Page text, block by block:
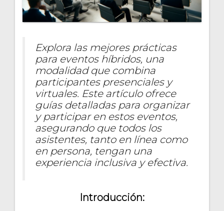
Explora las mejores prácticas
para eventos híbridos, una
modalidad que combina
participantes presenciales y
virtuales. Este artículo ofrece
guías detalladas para organizar
y participar en estos eventos,
asegurando que todos los
asistentes, tanto en línea como
en persona, tengan una
experiencia inclusiva y efectiva.
Introducción: